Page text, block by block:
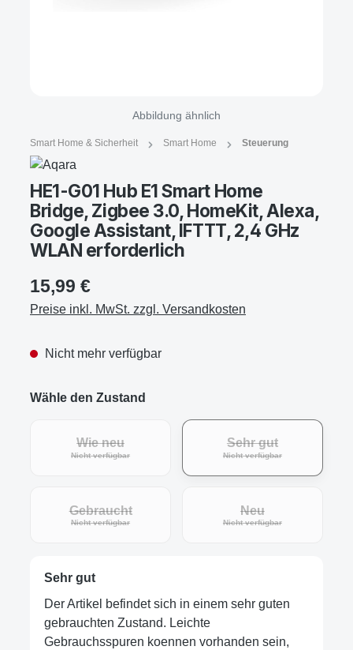
Abbildung ähnlich
Smart Home & Sicherheit Smart Home Steuerung
HE1-G01 Hub E1 Smart Home
Bridge, Zigbee 3.0, HomeKit, Alexa,
Google Assistant, IFTTT, 2,4 GHz
WLAN erforderlich
15,99 €
Preise inkl. MwSt. zzgl. Versandkosten
Nicht mehr verfügbar
Wähle den Zustand
Wie neu
Nicht verfügbar(Diese Option ist zurzeit nicht verfügbar.)
Sehr gut
Nicht verfügbar(Diese Option ist
Gebraucht
Nicht verfügbar(Diese Option ist zurzeit nicht verfügbar.)
Neu
Nicht verfügbar(Diese Option ist
Sehr gut
Der Artikel befindet sich in einem sehr guten
gebrauchten Zustand. Leichte
Gebrauchsspuren koennen vorhanden sein,